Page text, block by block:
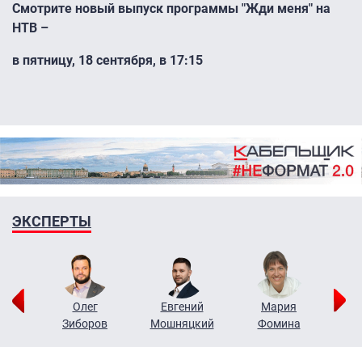
Смотрите новый выпуск программы "Жди меня" на
НТВ –
в пятницу, 18 сентября, в 17:15
ЭКСПЕРТЫ
Олег
Зиборов
Евгений
Мошняцкий
Мария
Фомина